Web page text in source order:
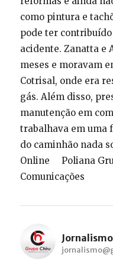
como pintura e
pode ter
acidente. Zanatta e
meses e moravam
Cotrisal, onde era
gás. Além disso,
manutenção em
trabalhava em uma
do caminhão nada
Online Poliana
Comunicações